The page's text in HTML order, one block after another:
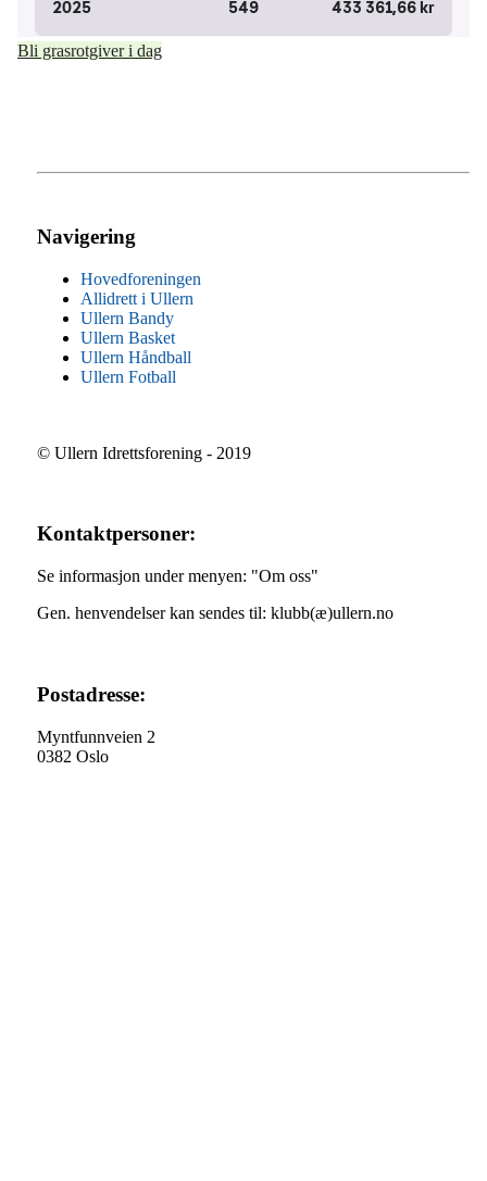
Bli grasrotgiver i dag
Navigering
Hovedforeningen
Allidrett i Ullern
Ullern Bandy
Ullern Basket
Ullern Håndball
Ullern Fotball
© Ullern Idrettsforening - 2019
Kontaktpersoner:
Se informasjon under menyen: "Om oss"
Gen. henvendelser kan sendes til: klubb(æ)ullern.no
Postadresse:
Myntfunnveien 2
0382 Oslo